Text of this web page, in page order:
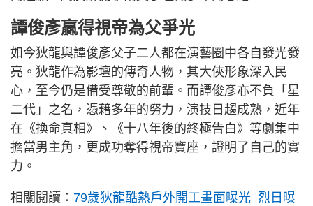
譚俊彥贏得視帝為父爭光
如今狄龍與譚俊彥父子二人都在演藝圈中各自發光發
亮。狄龍作為影壇的傳奇人物，其大俠形象深入民
心，至今仍是備受尊敬的前輩。而譚俊彥亦不負「星
二代」之名，憑藉多年的努力，演技日趨成熟，近年
在《換命真相》、《十八年後的終極告白》等劇集中
擔當男主角，更成功奪得視帝寶座，證明了自己的實
力。
相關閱讀： 79歲狄龍酷熱戶外開工畫面曝光 烈日曝